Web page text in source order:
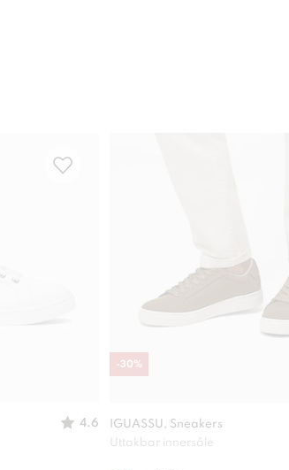
4.6
IGUASSU, Sneakers
Uttakbar innersåle
-30%